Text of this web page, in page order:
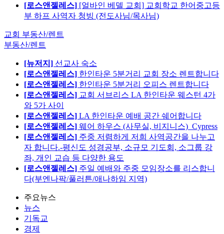
[로스앤젤레스] [얼바인 베델 교회] 교회학교 한어중고등
부 하프 사역자 청빙 (전도사님/목사님)
교회 부동산/렌트
부동산/렌트
[뉴저지] 선교사 숙소
[로스앤젤레스] 한인타운 5분거리 교회 장소 렌트합니다
[로스앤젤레스] 한인타운 5분거리 오피스 렌트합니다
[로스앤젤레스] 교회 서브리스 LA 한인타운 웨스턴 4가
와 5가 사이
[로스앤젤레스] LA 한인타운 예배 공간 쉐어합니다
[로스앤젤레스] 웨어 하우스 (사무실, 비지니스)_Cypress
[로스앤젤레스] 주중 저렴하게 저희 사역공간을 나누고
자 합니다.-평신도 성경공부, 소규모 기도회, 소그룹 강
좌, 개인 교습 등 다양한 용도
[로스앤젤레스] 주일 예배와 주중 모임장소를 리스합니
다(부엔나팍/풀러튼/애나하임 지역)
주요뉴스
뉴스
기독교
경제